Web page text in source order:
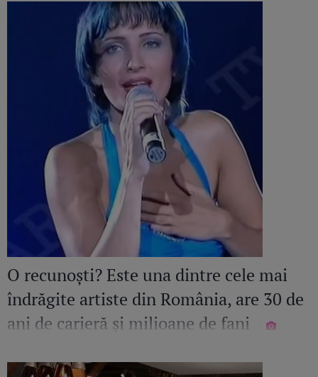
O recunoști? Este una dintre cele mai
îndrăgite artiste din România, are 30 de
ani de carieră și milioane de fani